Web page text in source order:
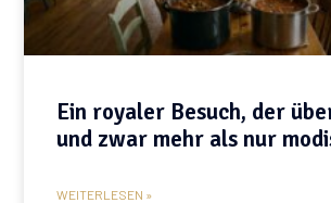
Ein royaler Besuch, der
und zwar mehr als nur
WEITERLESEN »